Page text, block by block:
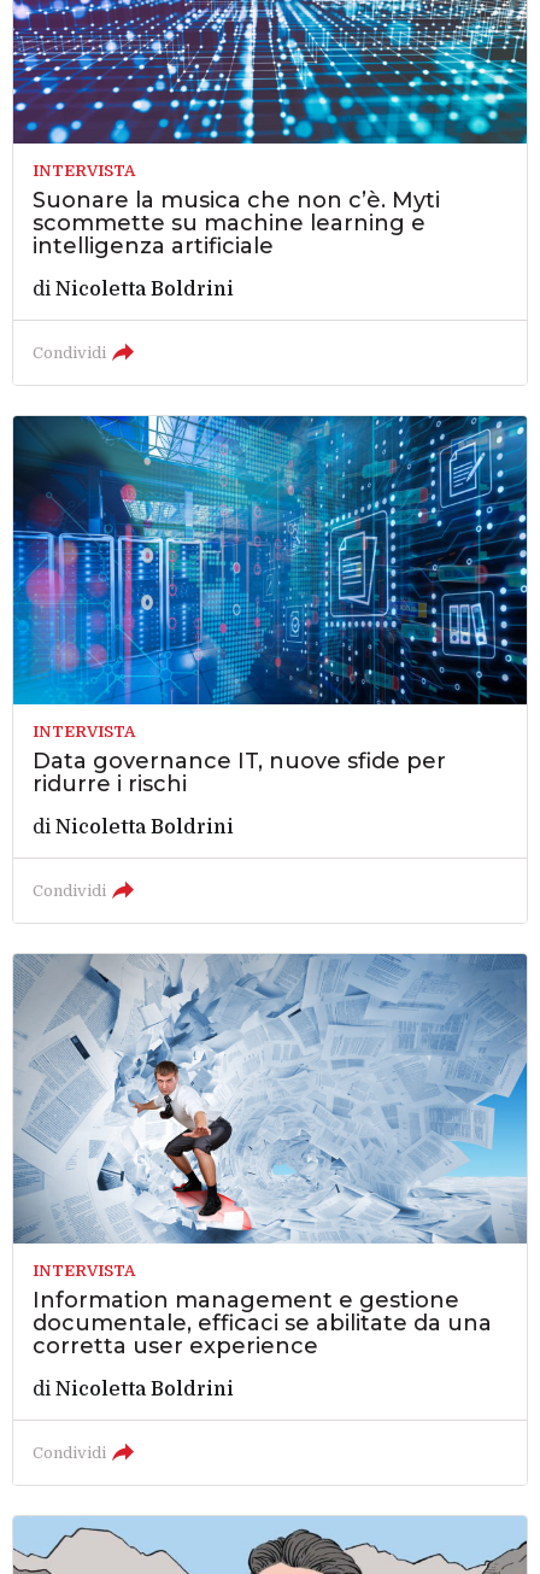
INTERVISTA
Suonare la musica che non c’è. Myti
scommette su machine learning e
intelligenza artificiale
diNicoletta Boldrini
Condividi
INTERVISTA
Data governance IT, nuove sfide per
ridurre i rischi
diNicoletta Boldrini
Condividi
INTERVISTA
Information management e gestione
documentale, efficaci se abilitate da una
corretta user experience
diNicoletta Boldrini
Condividi